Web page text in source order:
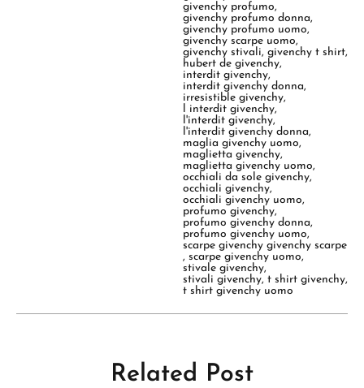
givenchy profumo,
givenchy profumo donna,
givenchy profumo uomo,
givenchy scarpe uomo,
givenchy stivali,givenchy t shirt,
hubert de givenchy,
interdit givenchy,
interdit givenchy donna,
irresistible givenchy,
l interdit givenchy,
l'interdit givenchy,
l'interdit givenchy donna,
maglia givenchy uomo,
maglietta givenchy,
maglietta givenchy uomo,
occhiali da sole givenchy,
occhiali givenchy,
occhiali givenchy uomo,
profumo givenchy,
profumo givenchy donna,
profumo givenchy uomo,
scarpe givenchy givenchy scarpe
,scarpe givenchy uomo,
stivale givenchy,
stivali givenchy,t shirt givenchy,
t shirt givenchy uomo
Related Post